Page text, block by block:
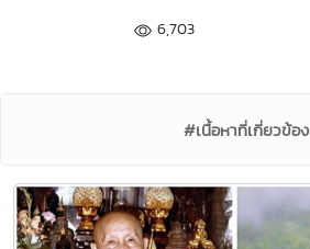
6,703
#เนื้อหาที่เกี่ยวข้อง